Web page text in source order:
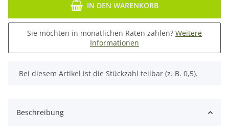
IN DEN WARENKORB
Sie möchten in monatlichen Raten zahlen? Weitere
Informationen
x
Bei diesem Artikel ist die Stückzahl teilbar (z. B. 0,5).
Beschreibung